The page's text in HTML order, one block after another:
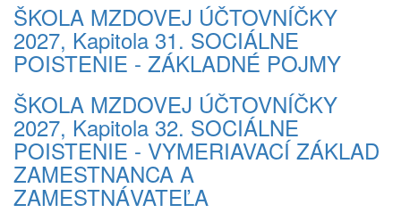
ŠKOLA MZDOVEJ ÚČTOVNÍČKY
2027, Kapitola 31. SOCIÁLNE
POISTENIE - ZÁKLADNÉ POJMY
ŠKOLA MZDOVEJ ÚČTOVNÍČKY
2027, Kapitola 32. SOCIÁLNE
POISTENIE - VYMERIAVACÍ ZÁKLAD
ZAMESTNANCA A
ZAMESTNÁVATEĽA